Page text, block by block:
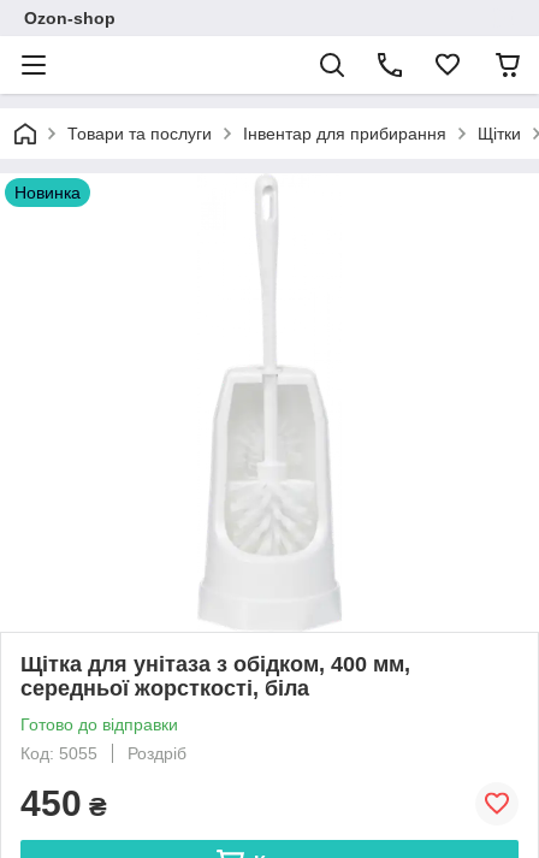
Ozon-shop
Товари та послуги Інвентар для прибирання Щітки
Новинка
Щітка для унітаза з обідком, 400 мм,
середньої жорсткості, біла
Готово до відправки
Код: 5055
Роздріб
450 ₴